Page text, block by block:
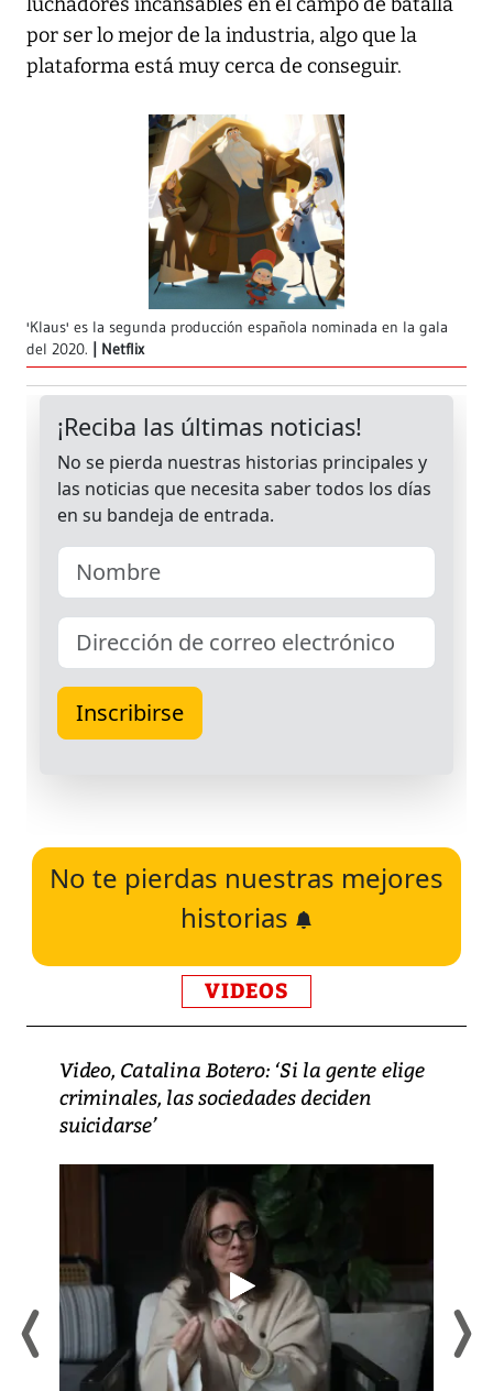
por ser lo mejor de la industria, algo que la
plataforma está muy cerca de conseguir.
'Klaus' es la segunda producción española nominada en la gala
del 2020.
Netflix
No te pierdas nuestras mejores
historias
VIDEOS
Video, Catalina Botero: ‘Si la gente elige
criminales, las sociedades deciden
suicidarse’